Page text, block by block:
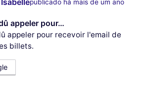
Isabellepublicado há mais de um ano
appeler pour…
appeler pour recevoir l'email de
billets.